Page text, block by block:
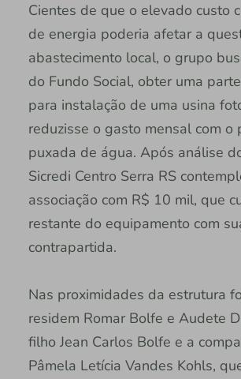
Cientes de que o elevado custo
de energia poderia afetar a
abastecimento local, o grupo
do Fundo Social, obter uma
para instalação de uma usina
reduzisse o gasto mensal com o
puxada de água. Após análise
Sicredi Centro Serra RS
associação com R$ 10 mil, que
restante do equipamento com
contrapartida.
Nas proximidades da estrutura
residem Romar Bolfe e Audete
filho Jean Carlos Bolfe e a
Pâmela Letícia Vandes Kohls,